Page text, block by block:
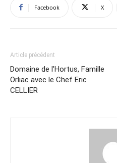
Facebook X
Article précédent
Domaine de l’Hortus, Famille
Orliac avec le Chef Eric
CELLIER